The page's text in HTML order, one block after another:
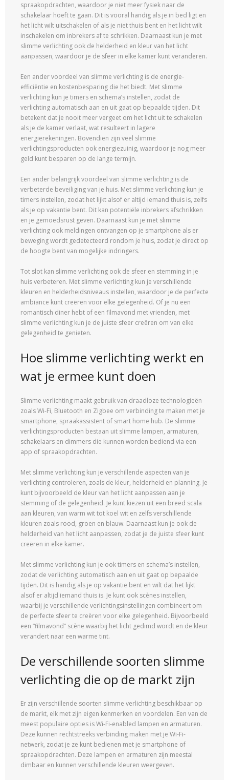
spraakopdrachten, waardoor je niet meer fysiek naar de
schakelaar hoeft te gaan. Dit is vooral handig als je in bed ligt en
het licht wilt uitschakelen of als je niet thuis bent en het licht wilt
inschakelen om inbrekers af te schrikken. Daarnaast kun je met
slimme verlichting ook de helderheid en kleur van het licht
aanpassen, waardoor je de sfeer in elke kamer kunt veranderen.
Een ander voordeel van slimme verlichting is de energie-
efficiëntie en kostenbesparing die het biedt. Met slimme
verlichting kun je timers en schema’s instellen, zodat de
verlichting automatisch aan en uit gaat op bepaalde tijden. Dit
betekent dat je nooit meer vergeet om het licht uit te schakelen
als je de kamer verlaat, wat resulteert in lagere
energierekeningen. Bovendien zijn veel slimme
verlichtingsproducten ook energiezuinig, waardoor je nog meer
geld kunt besparen op de lange termijn.
Een ander belangrijk voordeel van slimme verlichting is de
verbeterde beveiliging van je huis. Met slimme verlichting kun je
timers instellen, zodat het lijkt alsof er altijd iemand thuis is, zelfs
als je op vakantie bent. Dit kan potentiële inbrekers afschrikken
en je gemoedsrust geven. Daarnaast kun je met slimme
verlichting ook meldingen ontvangen op je smartphone als er
beweging wordt gedetecteerd rondom je huis, zodat je direct op
de hoogte bent van mogelijke indringers.
Tot slot kan slimme verlichting ook de sfeer en stemming in je
huis verbeteren. Met slimme verlichting kun je verschillende
kleuren en helderheidsniveaus instellen, waardoor je de perfecte
ambiance kunt creëren voor elke gelegenheid. Of je nu een
romantisch diner hebt of een filmavond met vrienden, met
slimme verlichting kun je de juiste sfeer creëren om van elke
gelegenheid te genieten.
Hoe slimme verlichting werkt en
wat je ermee kunt doen
Slimme verlichting maakt gebruik van draadloze technologieën
zoals Wi-Fi, Bluetooth en Zigbee om verbinding te maken met je
smartphone, spraakassistent of smart home hub. De slimme
verlichtingsproducten bestaan uit slimme lampen, armaturen,
schakelaars en dimmers die kunnen worden bediend via een
app of spraakopdrachten.
Met slimme verlichting kun je verschillende aspecten van je
verlichting controleren, zoals de kleur, helderheid en planning. Je
kunt bijvoorbeeld de kleur van het licht aanpassen aan je
stemming of de gelegenheid. Je kunt kiezen uit een breed scala
aan kleuren, van warm wit tot koel wit en zelfs verschillende
kleuren zoals rood, groen en blauw. Daarnaast kun je ook de
helderheid van het licht aanpassen, zodat je de juiste sfeer kunt
creëren in elke kamer.
Met slimme verlichting kun je ook timers en schema’s instellen,
zodat de verlichting automatisch aan en uit gaat op bepaalde
tijden. Dit is handig als je op vakantie bent en wilt dat het lijkt
alsof er altijd iemand thuis is. Je kunt ook scènes instellen,
waarbij je verschillende verlichtingsinstellingen combineert om
de perfecte sfeer te creëren voor elke gelegenheid. Bijvoorbeeld
een “filmavond” scène waarbij het licht gedimd wordt en de kleur
verandert naar een warme tint.
De verschillende soorten slimme
verlichting die op de markt zijn
Er zijn verschillende soorten slimme verlichting beschikbaar op
de markt, elk met zijn eigen kenmerken en voordelen. Een van de
meest populaire opties is Wi-Fi-enabled lampen en armaturen.
Deze kunnen rechtstreeks verbinding maken met je Wi-Fi-
netwerk, zodat je ze kunt bedienen met je smartphone of
spraakopdrachten. Deze lampen en armaturen zijn meestal
dimbaar en kunnen verschillende kleuren weergeven.